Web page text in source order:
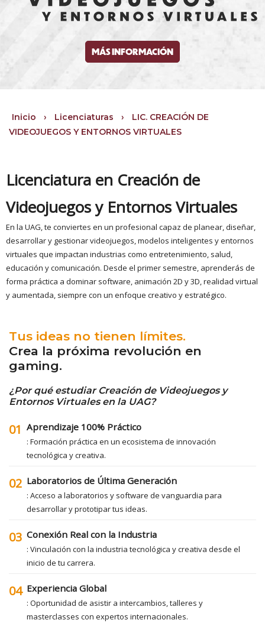
MÁS INFORMACIÓN
Inicio › Licenciaturas ›
LIC. CREACIÓN DE
VIDEOJUEGOS Y ENTORNOS VIRTUALES
Licenciatura en Creación de
Videojuegos y Entornos Virtuales
En la UAG, te conviertes en un profesional capaz de planear, diseñar,
desarrollar y gestionar videojuegos, modelos inteligentes y entornos
virtuales que impactan industrias como entretenimiento, salud,
educación y comunicación. Desde el primer semestre, aprenderás de
forma práctica a dominar software, animación 2D y 3D, realidad virtual
y aumentada, siempre con un enfoque creativo y estratégico.
Tus ideas no tienen límites.
Crea la próxima revolución en
gaming.
¿Por qué estudiar Creación de Videojuegos y
Entornos Virtuales en la UAG?
01 Aprendizaje 100% Práctico
: Formación práctica en un ecosistema de innovación
tecnológica y creativa.
02 Laboratorios de Última Generación
: Acceso a laboratorios y software de vanguardia para
desarrollar y prototipar tus ideas.
03 Conexión Real con la Industria
: Vinculación con la industria tecnológica y creativa desde el
inicio de tu carrera.
04 Experiencia Global
: Oportunidad de asistir a intercambios, talleres y
masterclasses con expertos internacionales.